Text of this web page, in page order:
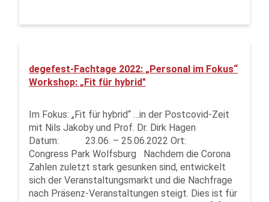
degefest-Fachtage 2022: „Personal im Fokus“
Workshop: „Fit für hybrid"
Im Fokus: „Fit für hybrid“ …in der Postcovid-Zeit
mit Nils Jakoby und Prof. Dr. Dirk Hagen
Datum: 23.06. – 25.06.2022 Ort:
Congress Park Wolfsburg Nachdem die Corona
Zahlen zuletzt stark gesunken sind, entwickelt
sich der Veranstaltungsmarkt und die Nachfrage
nach Präsenz-Veranstaltungen steigt. Dies ist für